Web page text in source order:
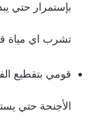
بإستمرار حتي
تشرب اي مياة
قومي بتقطيع
الأجنحة حتي